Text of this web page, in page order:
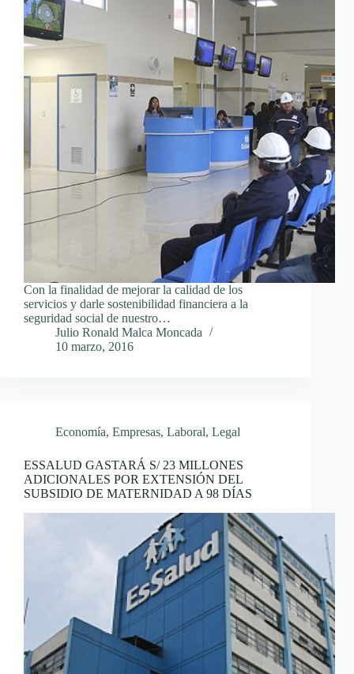
Con la finalidad de mejorar la calidad de los
servicios y darle sostenibilidad financiera a la
seguridad social de nuestro…
Julio Ronald Malca Moncada
10 marzo, 2016
Economía, Empresas, Laboral, Legal
ESSALUD GASTARÁ S/ 23 MILLONES
ADICIONALES POR EXTENSIÓN DEL
SUBSIDIO DE MATERNIDAD A 98 DÍAS